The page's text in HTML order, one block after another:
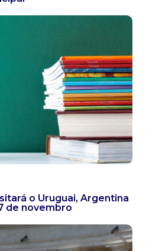
o Uruguai, Argentina
de novembro